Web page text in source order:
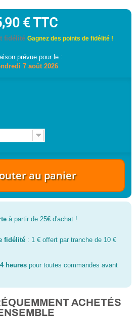
€TTC
Gagnez des points de fidélité !
prévue pour le :
7 août 2026
au panier
à partir de 25€ d'achat !
fidélité : 1 € offert par tranche de 10 €
heures pour toutes commandes avant
ACHETÉS